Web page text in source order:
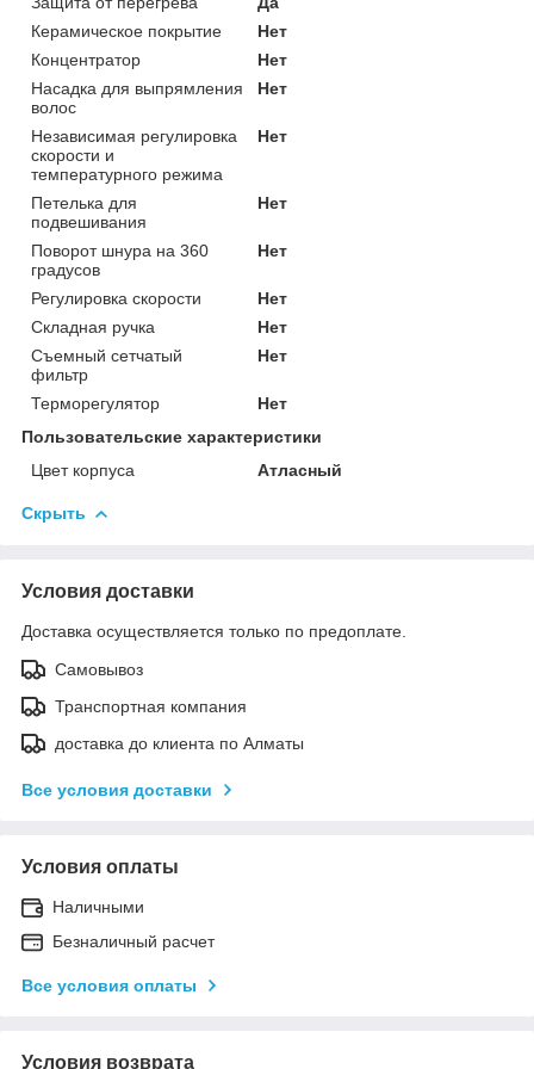
Керамическое покрытие
Нет
Концентратор
Нет
Насадка для выпрямления
волос
Нет
Независимая регулировка
скорости и
температурного режима
Нет
Петелька для
подвешивания
Нет
Поворот шнура на 360
градусов
Нет
Регулировка скорости
Нет
Складная ручка
Нет
Съемный сетчатый
фильтр
Нет
Терморегулятор
Нет
Пользовательские характеристики
Цвет корпуса
Атласный
Скрыть
Условия доставки
Доставка осуществляется только по предоплате.
Самовывоз
Транспортная компания
доставка до клиента по Алматы
Все условия доставки
Условия оплаты
Наличными
Безналичный расчет
Все условия оплаты
Условия возврата